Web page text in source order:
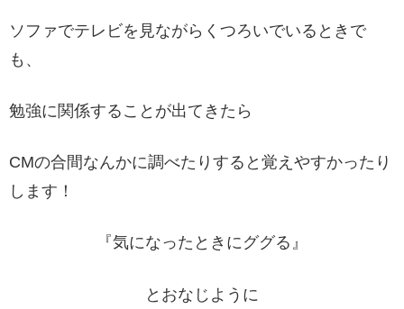
ソファでテレビを見ながらくつろいでいるときで
も、
勉強に関係することが出てきたら
CMの合間なんかに調べたりすると覚えやすかったり
します！
『気になったときにググる』
とおなじように